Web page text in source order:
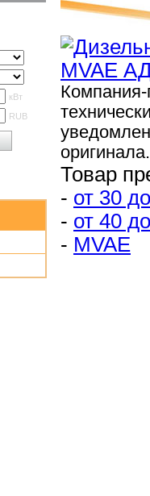
кВт
RUB
Компания-
оригинала.
Товар
- от 30
- от 40
- MVAE